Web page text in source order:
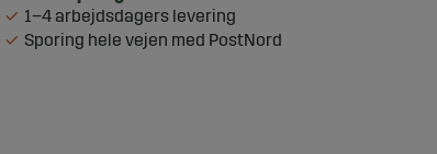
1–4 arbejdsdagers levering
Sporing hele vejen med PostNord